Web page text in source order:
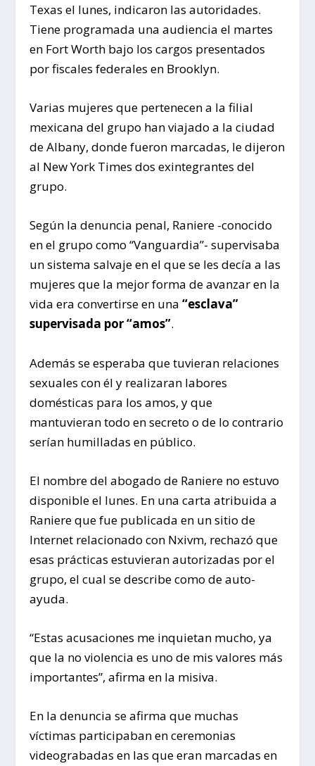
Texas el lunes, indicaron las autoridades.
Tiene programada una audiencia el martes
en Fort Worth bajo los cargos presentados
por fiscales federales en Brooklyn.
Varias mujeres que pertenecen a la filial
mexicana del grupo han viajado a la ciudad
de Albany, donde fueron marcadas, le dijeron
al New York Times dos exintegrantes del
grupo.
Según la denuncia penal, Raniere -conocido
en el grupo como “Vanguardia”- supervisaba
un sistema salvaje en el que se les decía a las
mujeres que la mejor forma de avanzar en la
vida era convertirse en una “esclava”
supervisada por “amos”.
Además se esperaba que tuvieran relaciones
sexuales con él y realizaran labores
domésticas para los amos, y que
mantuvieran todo en secreto o de lo contrario
serían humilladas en público.
El nombre del abogado de Raniere no estuvo
disponible el lunes. En una carta atribuida a
Raniere que fue publicada en un sitio de
Internet relacionado con Nxivm, rechazó que
esas prácticas estuvieran autorizadas por el
grupo, el cual se describe como de auto-
ayuda.
“Estas acusaciones me inquietan mucho, ya
que la no violencia es uno de mis valores más
importantes”, afirma en la misiva.
En la denuncia se afirma que muchas
víctimas participaban en ceremonias
videograbadas en las que eran marcadas en